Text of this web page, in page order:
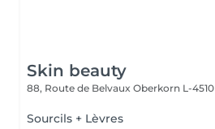
Skin beauty
88, Route de Belvaux Oberkorn L-4510
Sourcils + Lèvres